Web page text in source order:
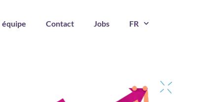
Contact Jobs